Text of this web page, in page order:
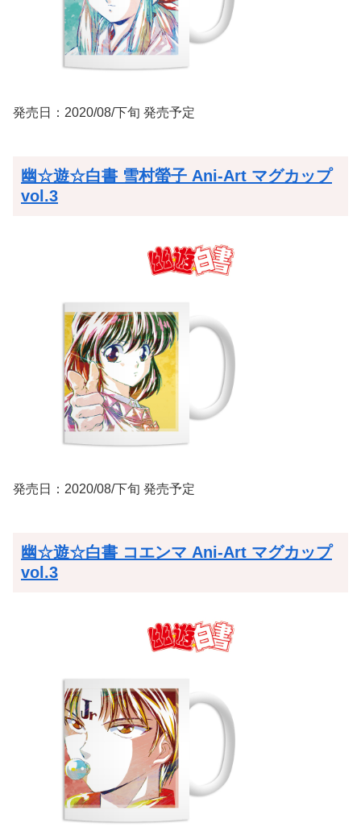
発売日：2020/08/下旬 発売予定
幽☆遊☆白書 雪村螢子 Ani-Art マグカップ
vol.3
発売日：2020/08/下旬 発売予定
幽☆遊☆白書 コエンマ Ani-Art マグカップ
vol.3